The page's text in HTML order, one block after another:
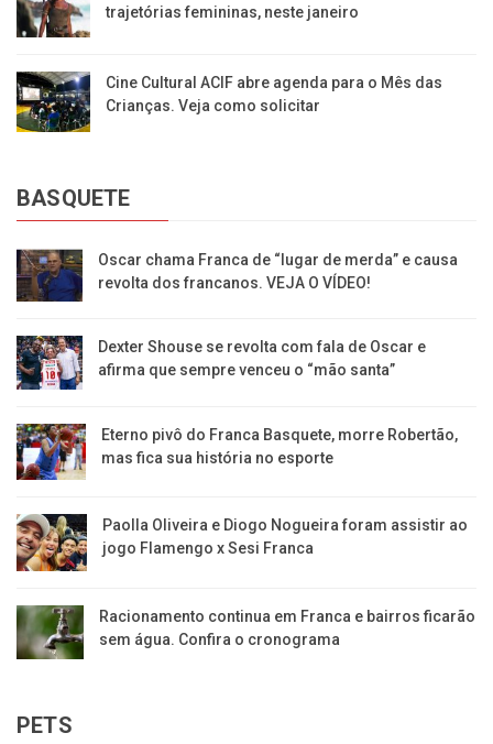
trajetórias femininas, neste janeiro
Cine Cultural ACIF abre agenda para o Mês das
Crianças. Veja como solicitar
BASQUETE
Oscar chama Franca de “lugar de merda” e causa
revolta dos francanos. VEJA O VÍDEO!
Dexter Shouse se revolta com fala de Oscar e
afirma que sempre venceu o “mão santa”
Eterno pivô do Franca Basquete, morre Robertão,
mas fica sua história no esporte
Paolla Oliveira e Diogo Nogueira foram assistir ao
jogo Flamengo x Sesi Franca
Racionamento continua em Franca e bairros ficarão
sem água. Confira o cronograma
PETS